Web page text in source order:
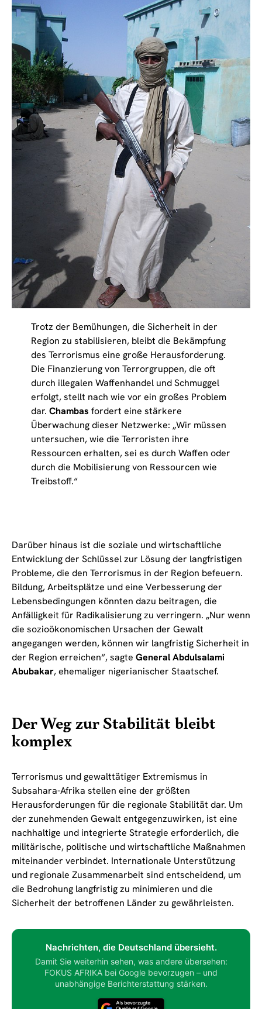
Trotz der Bemühungen, die Sicherheit in der
Region zu stabilisieren, bleibt die Bekämpfung
des Terrorismus eine große Herausforderung.
Die Finanzierung von Terrorgruppen, die oft
durch illegalen Waffenhandel und Schmuggel
erfolgt, stellt nach wie vor ein großes Problem
dar. Chambas fordert eine stärkere
Überwachung dieser Netzwerke: „Wir müssen
untersuchen, wie die Terroristen ihre
Ressourcen erhalten, sei es durch Waffen oder
durch die Mobilisierung von Ressourcen wie
Treibstoff.“
Darüber hinaus ist die soziale und wirtschaftliche
Entwicklung der Schlüssel zur Lösung der langfristigen
Probleme, die den Terrorismus in der Region befeuern.
Bildung, Arbeitsplätze und eine Verbesserung der
Lebensbedingungen könnten dazu beitragen, die
Anfälligkeit für Radikalisierung zu verringern. „Nur wenn
die sozioökonomischen Ursachen der Gewalt
angegangen werden, können wir langfristig Sicherheit in
der Region erreichen“, sagte General Abdulsalami
Abubakar, ehemaliger nigerianischer Staatschef.
Der Weg zur Stabilität bleibt
komplex
Terrorismus und gewalttätiger Extremismus in
Subsahara-Afrika stellen eine der größten
Herausforderungen für die regionale Stabilität dar. Um
der zunehmenden Gewalt entgegenzuwirken, ist eine
nachhaltige und integrierte Strategie erforderlich, die
militärische, politische und wirtschaftliche Maßnahmen
miteinander verbindet. Internationale Unterstützung
und regionale Zusammenarbeit sind entscheidend, um
die Bedrohung langfristig zu minimieren und die
Sicherheit der betroffenen Länder zu gewährleisten.
Nachrichten, die Deutschland übersieht.
Damit Sie weiterhin sehen, was andere übersehen:
FOKUS AFRIKA bei Google bevorzugen – und
unabhängige Berichterstattung stärken.